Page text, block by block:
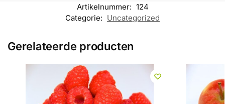
Artikelnummer: 124
Categorie: Uncategorized
Gerelateerde producten